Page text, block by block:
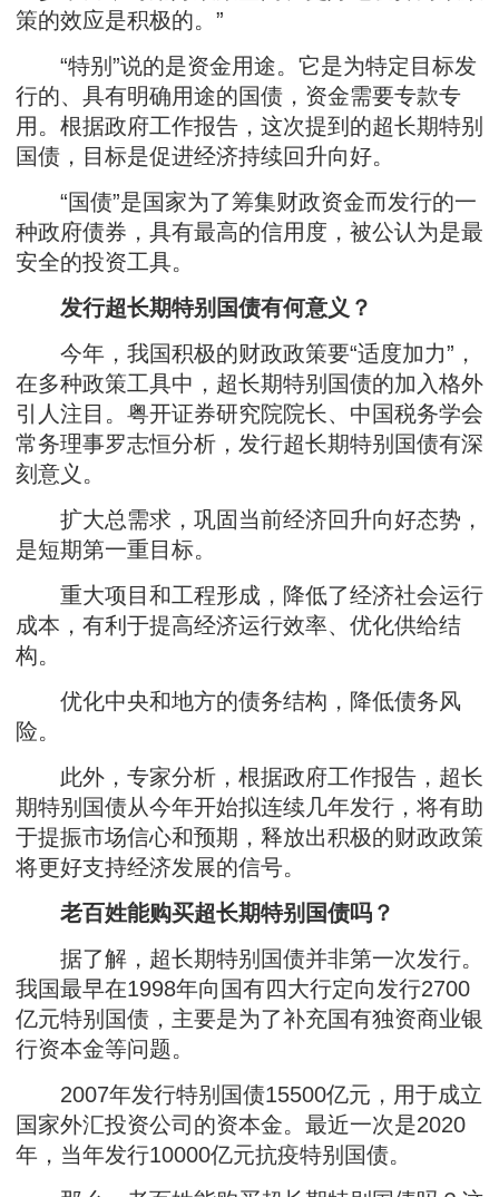
策的效应是积极的。”
“特别”说的是资金用途。它是为特定目标发
行的、具有明确用途的国债，资金需要专款专
用。根据政府工作报告，这次提到的超长期特别
国债，目标是促进经济持续回升向好。
“国债”是国家为了筹集财政资金而发行的一
种政府债券，具有最高的信用度，被公认为是最
安全的投资工具。
发行超长期特别国债有何意义？
今年，我国积极的财政政策要“适度加力”，
在多种政策工具中，超长期特别国债的加入格外
引人注目。粤开证券研究院院长、中国税务学会
常务理事罗志恒分析，发行超长期特别国债有深
刻意义。
扩大总需求，巩固当前经济回升向好态势，
是短期第一重目标。
重大项目和工程形成，降低了经济社会运行
成本，有利于提高经济运行效率、优化供给结
构。
优化中央和地方的债务结构，降低债务风
险。
此外，专家分析，根据政府工作报告，超长
期特别国债从今年开始拟连续几年发行，将有助
于提振市场信心和预期，释放出积极的财政政策
将更好支持经济发展的信号。
老百姓能购买超长期特别国债吗？
据了解，超长期特别国债并非第一次发行。
我国最早在1998年向国有四大行定向发行2700
亿元特别国债，主要是为了补充国有独资商业银
行资本金等问题。
2007年发行特别国债15500亿元，用于成立
国家外汇投资公司的资本金。最近一次是2020
年，当年发行10000亿元抗疫特别国债。